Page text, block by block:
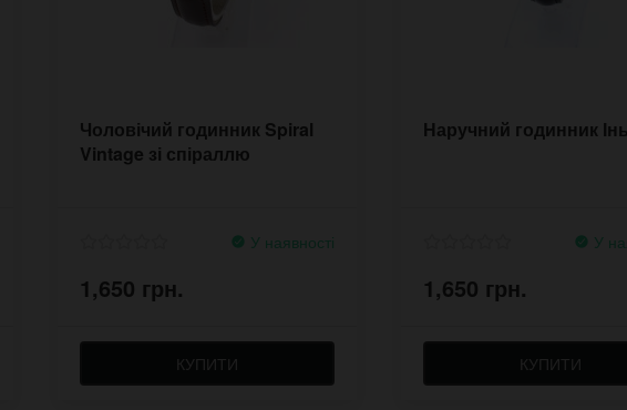
Чоловічий годинник Spiral
Vintage зі спіраллю
У наявності
1,650 грн.
КУПИТИ
Наручний годинник
У
1,650 грн.
КУПИТИ